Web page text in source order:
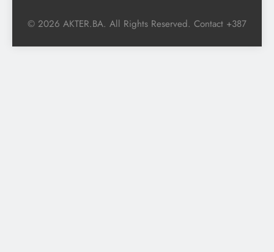
© 2026 AKTER.BA. All Rights Reserved. Contact +387